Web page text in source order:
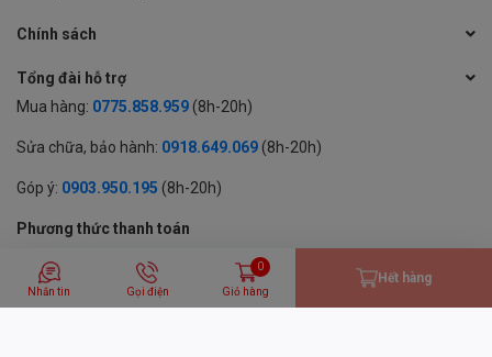
Chính sách
Tổng đài hỗ trợ
Mua hàng: 0775.858.959 (8h-20h)
Sửa chữa, bảo hành: 0918.649.069 (8h-20h)
Góp ý: 0903.950.195 (8h-20h)
Phương thức thanh toán
Nhắn tin Gọi điện
0
Giỏ hàng
Hết hàng